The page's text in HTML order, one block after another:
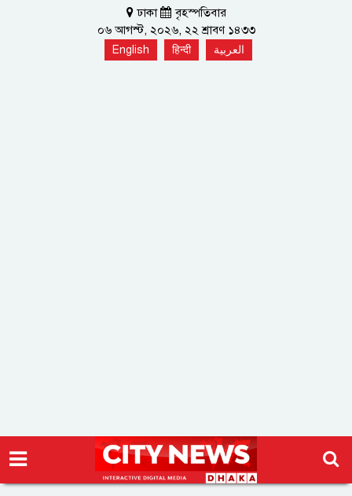
ঢাকা
বৃহস্পতিবার
০৬ আগস্ট, ২০২৬, ২২ শ্রাবণ ১৪৩৩
English हिन्दी العربية